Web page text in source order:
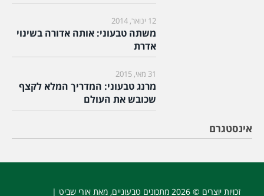
12 ינואר, 2014
משתה טבעוני: אותה אדורה בשינוי
אדרת
31 מאי, 2015
מרנג טבעוני: המדריך המלא לקצף
שכובש את העולם
אינסטגרם
זכויות יוצרים © 2026 מתכונים טבעוניים, מאת אורי שביט |